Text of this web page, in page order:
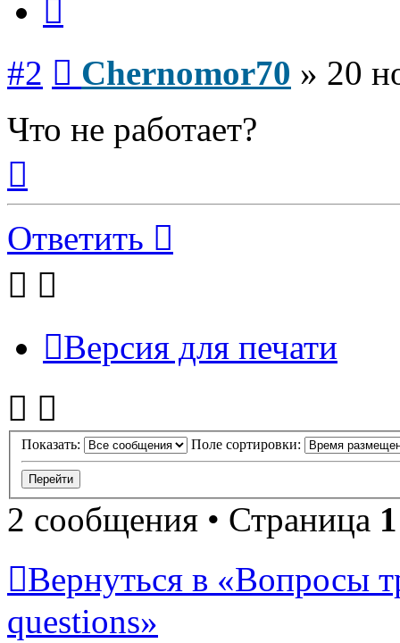
#2 Chernomor70 » 20
Что не работает?
началу
Ответить
Версия для печати
Показать: Поле сортировки:
2 сообщения • Страница 1
Вернуться в «Вопросы
questions»